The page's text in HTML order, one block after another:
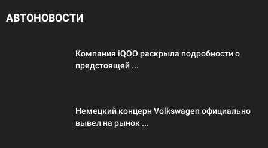
АВТОНОВОСТИ
Компания iQOO раскрыла подробности о
предстоящей ...
Немецкий концерн Volkswagen официально
вывел на рынок ...